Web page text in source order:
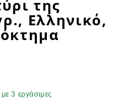
της
Ελληνικό,
3 εργάσιμες